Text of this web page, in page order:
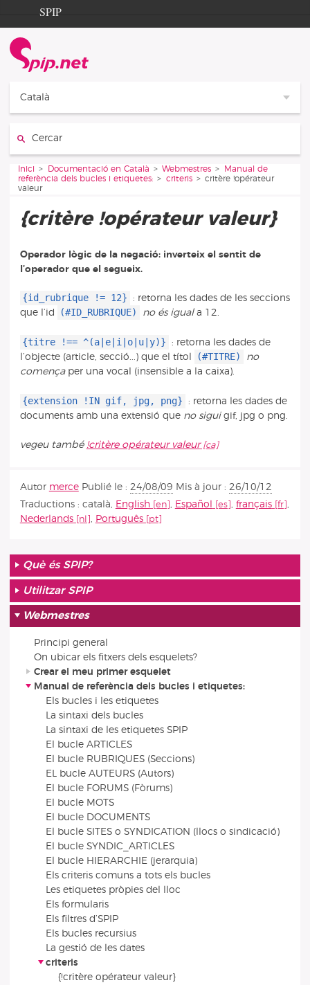
Aller au contenu
Aller à la navigation
SPIP
Documentation
Contribution
Català
Vous êtes ici :
Inici Documentació en Català Webmestres
Manual de
referència dels bucles i etiquetes:
criteris
critère !opérateur
valeur
{critère !opérateur valeur}
Operador lògic de la negació: inverteix el sentit de
l’operador que el segueix.
{id_rubrique != 12} : retorna les dades de les seccions
que l’id
(#ID_RUBRIQUE) no és iguala 12.
{titre !== ^(a|e|i|o|u|y)} : retorna les dades de
l’objecte (article, secció...) que el títol
(#TITRE)
no
començaper una vocal (insensible a la caixa).
{extension !IN gif, jpg, png} : retorna les dades de
documents amb una extensió que no siguigif, jpg o png.
vegeu també !critère opérateur valeur
Autor merce Publié le : 24/08/09 Mis à jour : 26/10/12
Traductions : català, English , Español , français
,
Nederlands
, Português
Què és SPIP?
Utilitzar SPIP
Webmestres
Principi general
On ubicar els fitxers dels esquelets?
Crear el meu primer esquelet
Manual de referència dels bucles i etiquetes:
Els bucles i les etiquetes
La sintaxi dels bucles
La sintaxi de les etiquetes SPIP
El bucle ARTICLES
El bucle RUBRIQUES (Seccions)
EL bucle AUTEURS (Autors)
El bucle FORUMS (Fòrums)
El bucle MOTS
El bucle DOCUMENTS
El bucle SITES o SYNDICATION (llocs o sindicació)
El bucle SYNDIC_ARTICLES
El bucle HIERARCHIE (jerarquia)
Els criteris comuns a tots els bucles
Les etiquetes pròpies del lloc
Els formularis
Els filtres d’SPIP
Els bucles recursius
La gestió de les dates
criteris
{!critère opérateur valeur}